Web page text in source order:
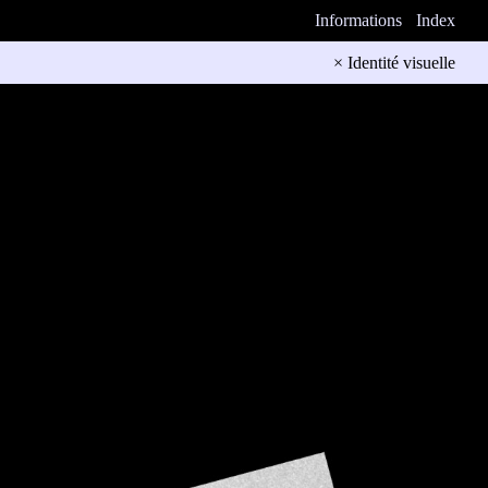
Informations Index
× Identité visuelle